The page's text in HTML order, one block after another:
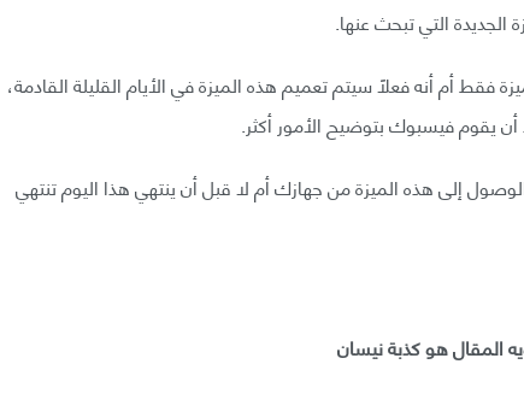
التي تبحث عنها.
فقط أم أنه فعلاً سيتم تعميم هذه الميزة في الأيام القليلة القادمة،
يقوم فيسبوك بتوضيح الأمور أكثر.
إلى هذه الميزة من جهازك أم لا قبل أن ينتهي هذا اليوم تنتهي
المقال هو كذبة نيسان